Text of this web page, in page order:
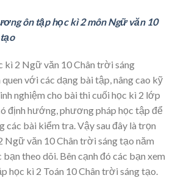
ôn tập học kì 2 môn Ngữ văn 10
kì 2 Ngữ văn 10 Chân trời sáng
với các dạng bài tập, nâng cao kỹ
nghiệm cho bài thi cuối học kì 2 lớp
định hướng, phương pháp học tập để
các bài kiểm tra. Vậy sau đây là trọn
Ngữ văn 10 Chân trời sáng tạo năm
theo dõi. Bên cạnh đó các bạn xem
học kì 2 Toán 10 Chân trời sáng tạo.